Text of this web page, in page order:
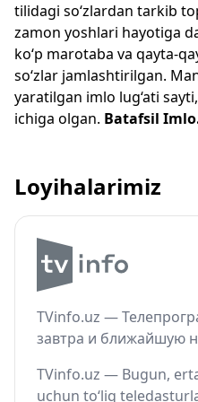
tilidagi so‘zlardan tarkib
zamon yoshlari hayotiga
ko‘p marotaba va qayta-
so‘zlar jamlashtirilgan.
yaratilgan imlo lug‘ati
ichiga olgan. Batafsil
Loyihalarimiz
TVinfo.uz —
завтра и ближайшую
TVinfo.uz — Bugun,
uchun to‘liq